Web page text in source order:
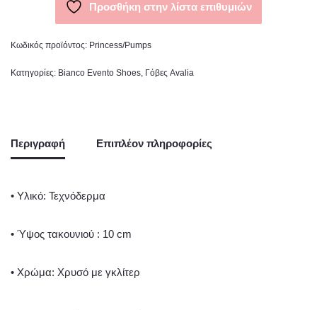
Προσθήκη στην λίστα επιθυμιών
Κωδικός προϊόντος: Princess/Pumps
Κατηγορίες: Bianco Evento Shoes, Γόβες Avalia
Περιγραφή Επιπλέον πληροφορίες
• Υλικό: Τεχνόδερμα
• Ύψος τακουνιού : 10 cm
• Χρώμα: Χρυσό με γκλίτερ